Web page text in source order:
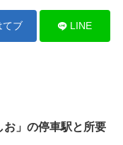
てブ LINE
お」の停車駅と所要